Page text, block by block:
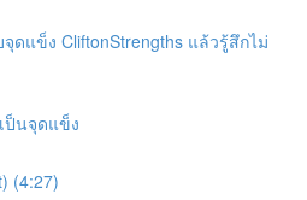
ดแข็ง CliftonStrengths แล้วรู้สึกไม่
ป็นจุดแข็ง
(4:27)